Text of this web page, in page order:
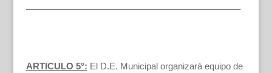
———————————————————————–
ARTICULO 5°: El D.E. Municipal organizará equipo de